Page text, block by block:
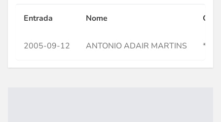
Entrada Nome CPF
2005-09-12 ANTONIO ADAIR MARTINS